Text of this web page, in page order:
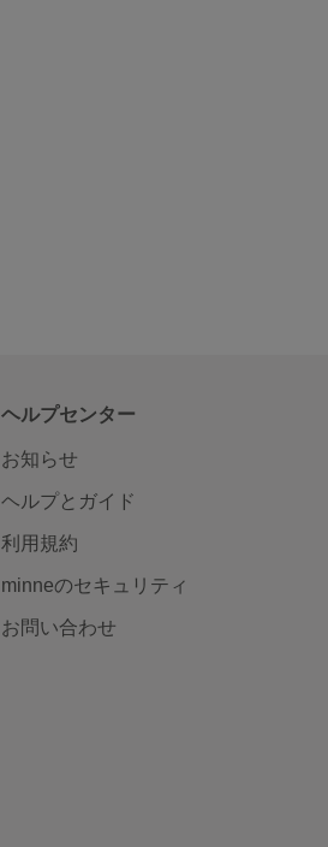
ヘルプセンター
お知らせ
ヘルプとガイド
利用規約
minneのセキュリティ
お問い合わせ